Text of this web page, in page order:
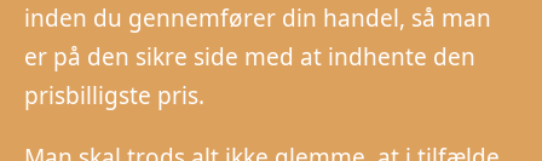
inden du gennemfører din handel, så man
er på den sikre side med at indhente den
prisbilligste pris.